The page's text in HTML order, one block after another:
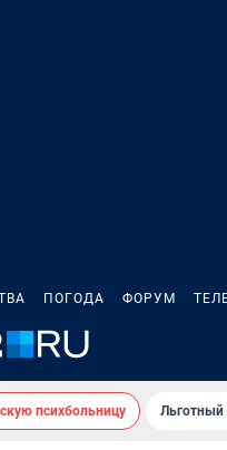
ПОГОДА ФОРУМ
психбольницу Льготный